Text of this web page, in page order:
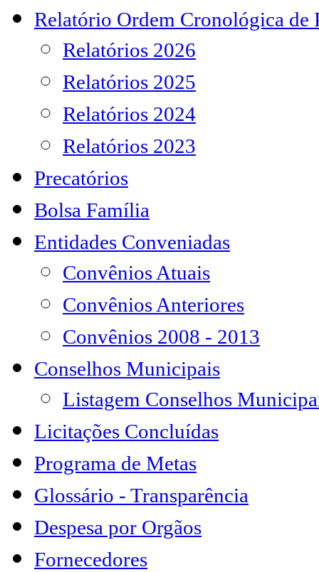
Relatório Ordem Cronológica de
Relatórios 2026
Relatórios 2025
Relatórios 2024
Relatórios 2023
Precatórios
Bolsa Família
Entidades Conveniadas
Convênios Atuais
Convênios Anteriores
Convênios 2008 - 2013
Conselhos Municipais
Listagem Conselhos
Licitações Concluídas
Programa de Metas
Glossário - Transparência
Despesa por Orgãos
Fornecedores